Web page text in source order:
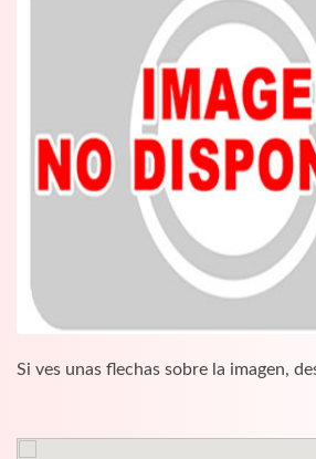
Si ves unas flechas sobre la imagen,